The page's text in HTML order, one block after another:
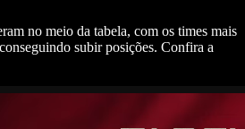
no meio da tabela, com os times mais
subir posições. Confira a